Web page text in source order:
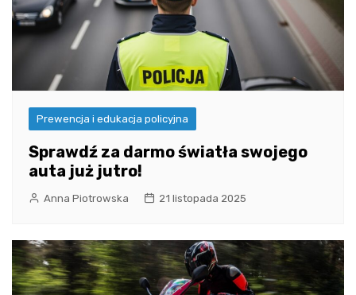
Prewencja i edukacja policyjna
Sprawdź za darmo światła swojego
auta już jutro!
Anna Piotrowska 21 listopada 2025